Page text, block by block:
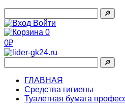
🔎︎
Войти
0
0₽
🔎︎
ГЛАВНАЯ
Средства гигиены
Туалетная бумага